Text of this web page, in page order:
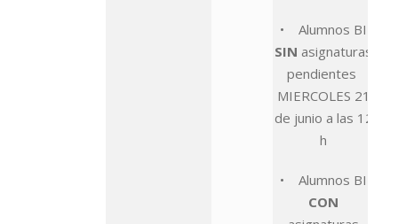
• Alumnos BI
SIN asignaturas
pendientes
MIERCOLES 21
de junio a las 12
h
• Alumnos BI
CON